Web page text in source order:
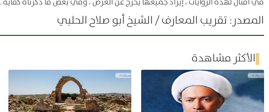
المصدر: تقريب المعارف / الشيخ أبو صلاح الحلبي
الأكثر مشاهدة